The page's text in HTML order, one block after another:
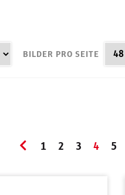
BILDER PRO SEITE
1 2 3 4 5